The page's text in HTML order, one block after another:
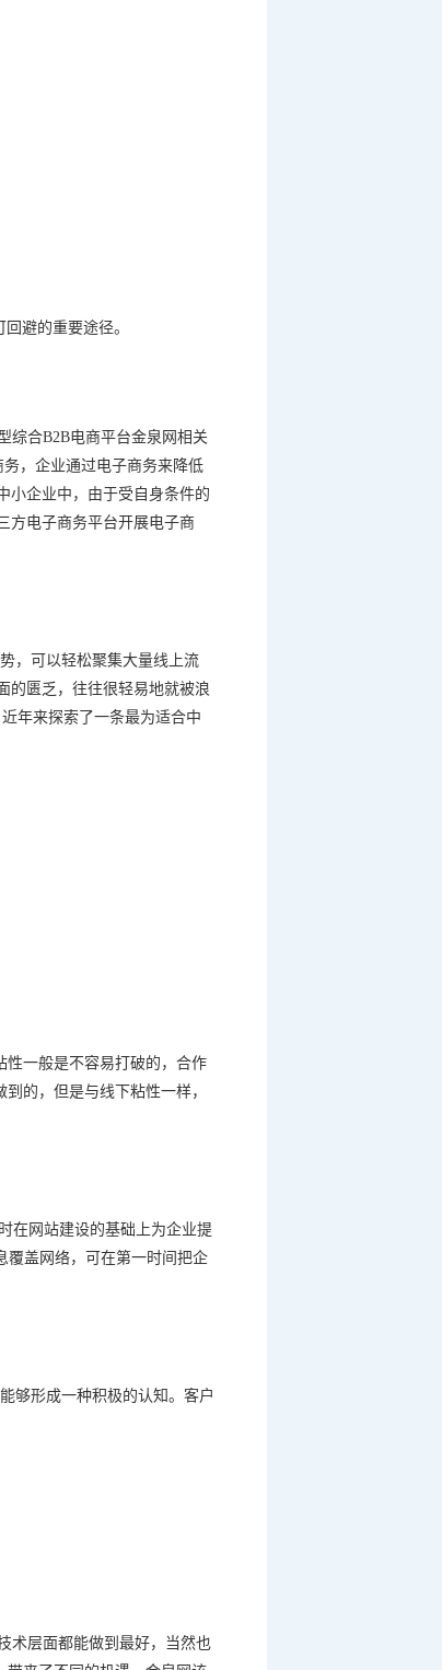
避的重要途径。
综合B2B电商平台金泉网相关
，企业通过电子商务来降低
小企业中，由于受自身条件的
方电子商务平台开展电子商
，可以轻松聚集大量线上流
的匮乏，往往很轻易地就被浪
年来探索了一条最为适合中
性一般是不容易打破的，合作
的，但是与线下粘性一样，
在网站建设的基础上为企业提
覆盖网络，可在第一时间把企
够形成一种积极的认知。客户
术层面都能做到最好，当然也